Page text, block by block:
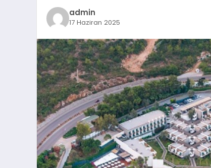
admin
17 Haziran 2025